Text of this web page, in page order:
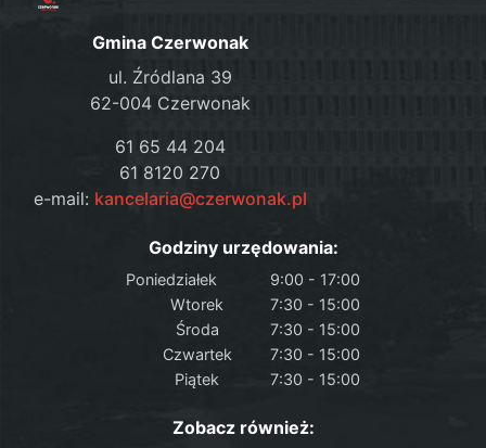
Gmina Czerwonak
ul. Źródlana 39
62-004 Czerwonak
61 65 44 204
61 8120 270
e-mail: kancelaria@czerwonak.pl
Godziny urzędowania:
Poniedziałek
9:00 - 17:00
Wtorek
7:30 - 15:00
Środa
7:30 - 15:00
Czwartek
7:30 - 15:00
Piątek
7:30 - 15:00
Zobacz również: